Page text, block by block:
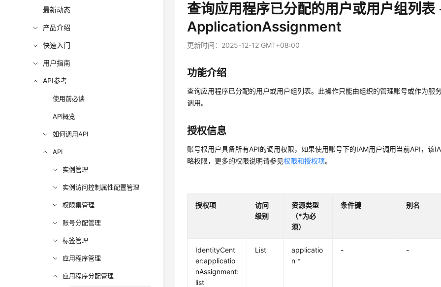
最新动态
产品介绍
快速入门
用户指南
API参考
使用前必读
API概览
如何调用API
API
实例管理
实例访问控制属性配置管理
权限集管理
账号分配管理
标签管理
应用程序管理
应用程序分配管理
查询应用程序已分配的用户或用户组列表
ApplicationAssignment
更新时间： 2025-12-12 GMT+08:00
功能介绍
查询应用程序已分配的用户或用户组列表。此操作只能由组织的管理账号或作为服
调用。
授权信息
账号根用户具备所有API的调用权限，如果使用账号下的IAM用户调用当前API，该
略权限，更多的权限说明请参见权限和授权项。
授权项
访问
级别
资源类型
（*为必
须）
条件键 别名
IdentityCent
er:applicatio
nAssignment:
list
List
applicatio
n *
- -